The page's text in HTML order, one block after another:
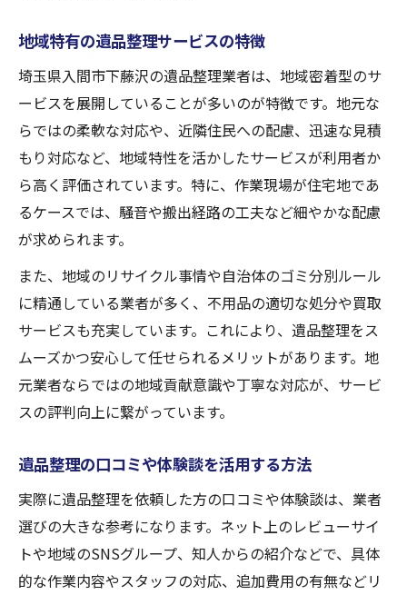
遺品整理業者の信頼性を見極める基準
評判の良い遺品整理業者の特徴を把握しよ
う
追加請求の有無を事前に確認する重要性
口コミや評判を業者選びに活かす方法
遺品整理の依頼前に確認すべき契約内容
住所表記や読み方を事前に確認する大切さ
遺品整理依頼前に住所表記を整えるメリッ
ト
入間市下藤沢の正しい読み方を理解しよう
見積もり依頼をスムーズに進めるポイント
遺品整理の問い合わせで情報ミスを防ぐ方
法
業者との連絡時に役立つ住所確認の重要性
遺品整理で後悔しないための地域特有の対策
遺品整理でよくある後悔を避けるポイント
地域特有の遺品整理事情と準備のコツ
事前準備が遺品整理の満足度を左右する理
由
地域特有の遺品整理サービスの特徴
埼玉県入間市下藤沢の遺品整理業者は、地域密着型のサ
ービスを展開していることが多いのが特徴です。地元な
らではの柔軟な対応や、近隣住民への配慮、迅速な見積
もり対応など、地域特性を活かしたサービスが利用者か
ら高く評価されています。特に、作業現場が住宅地であ
るケースでは、騒音や搬出経路の工夫など細やかな配慮
が求められます。
また、地域のリサイクル事情や自治体のゴミ分別ルール
に精通している業者が多く、不用品の適切な処分や買取
サービスも充実しています。これにより、遺品整理をス
ムーズかつ安心して任せられるメリットがあります。地
元業者ならではの地域貢献意識や丁寧な対応が、サービ
スの評判向上に繋がっています。
遺品整理の口コミや体験談を活用する方法
実際に遺品整理を依頼した方の口コミや体験談は、業者
選びの大きな参考になります。ネット上のレビューサイ
トや地域のSNSグループ、知人からの紹介などで、具体
的な作業内容やスタッフの対応、追加費用の有無などリ